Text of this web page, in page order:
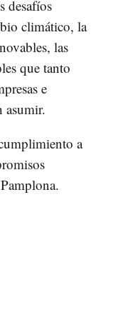
desafíos
climático, la
las
que tanto
e
asumir.
a